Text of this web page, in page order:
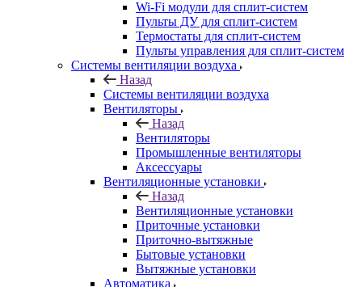
Wi-Fi модули для сплит-систем
Пульты ДУ для сплит-систем
Термостаты для сплит-систем
Пульты управления для сплит-систем
Системы вентиляции воздуха
Назад
Системы вентиляции воздуха
Вентиляторы
Назад
Вентиляторы
Промышленные вентиляторы
Аксессуары
Вентиляционные установки
Назад
Вентиляционные установки
Приточные установки
Приточно-вытяжные
Бытовые установки
Вытяжные установки
Автоматика